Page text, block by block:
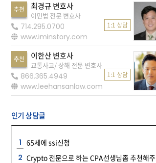
추천 최경규 변호사
이민법 전문 변호사
714.295.0700
www.iminstory.com
1:1 상담
추천 이한산 변호사
교통사고/ 상해 전문 변호사
866.365.4949
www.leehansanlaw.com
1:1 상담
인기 상담글
65세에 ssi신청
Crypto 전문으로 하는 CPA선생님좀 추천해주세요~~